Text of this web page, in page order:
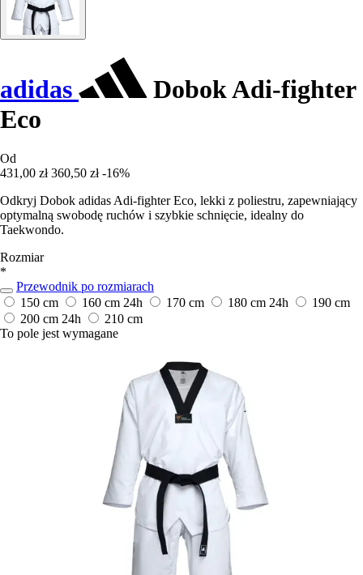
adidas
Dobok Adi-fighter
Eco
Od
431,00 zł 360,50 zł -16%
Odkryj Dobok adidas Adi-fighter Eco, lekki z poliestru, zapewniający
optymalną swobodę ruchów i szybkie schnięcie, idealny do
Taekwondo.
Rozmiar
*
Przewodnik po rozmiarach
150 cm
160 cm 24h 170 cm 180 cm 24h
190 cm
200 cm 24h
210 cm
To pole jest wymagane